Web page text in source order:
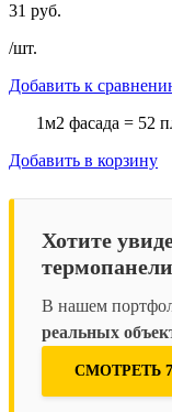
31 руб.
/шт.
Добавить к
1м2 фасада = 52
Добавить в корзину
Хотите
В нашем
реальных
СМОТРЕТЬ